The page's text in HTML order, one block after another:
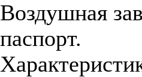
Воздушная
паспорт.